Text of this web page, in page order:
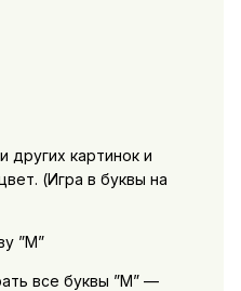
картинок и
(Игра в буквы на
”М”
все буквы ”М” —